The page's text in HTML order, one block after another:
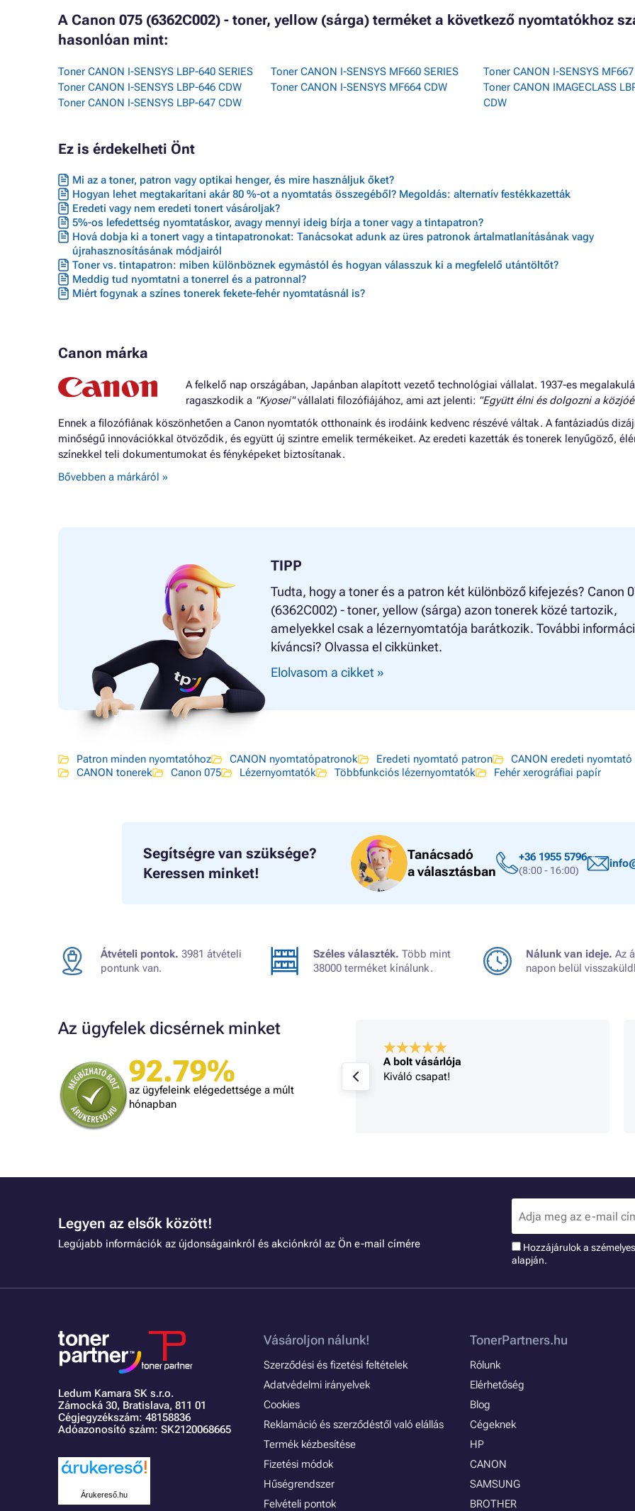
A Canon 075 (6362C002) - toner, yellow (sárga) terméket a következő nyomtatókhoz
hasonlóan mint:
Toner CANON I-SENSYS LBP-640 SERIES
Toner CANON I-SENSYS LBP-646 CDW
Toner CANON I-SENSYS LBP-647 CDW
Toner CANON I-SENSYS MF660 SERIES
Toner CANON I-SENSYS MF664 CDW
Toner CANON I-SENSYS
Toner CANON IMAGECLASS
CDW
Ez is érdekelheti Önt
Mi az a toner, patron vagy optikai henger, és mire használjuk őket?
Hogyan lehet megtakarítani akár 80 %-ot a nyomtatás összegéből? Megoldás: alternatív festékkazetták
Eredeti vagy nem eredeti tonert vásároljak?
5%-os lefedettség nyomtatáskor, avagy mennyi ideig bírja a toner vagy a tintapatron?
Hová dobja ki a tonert vagy a tintapatronokat: Tanácsokat adunk az üres patronok ártalmatlanításának vagy
újrahasznosításának módjairól
Toner vs. tintapatron: miben különböznek egymástól és hogyan válasszuk ki a megfelelő utántöltőt?
Meddig tud nyomtatni a tonerrel és a patronnal?
Miért fogynak a színes tonerek fekete-fehér nyomtatásnál is?
Canon márka
A felkelő nap országában, Japánban alapított vezető technológiai vállalat. 1937-es
ragaszkodik a "Kyosei"vállalati filozófiájához, ami azt jelenti: "Együtt élni és dolgozni a
Ennek a filozófiának köszönhetően a Canon nyomtatók otthonaink és irodáink kedvenc részévé váltak. A fantáziadús
minőségű innovációkkal ötvöződik, és együtt új szintre emelik termékeiket. Az eredeti kazetták és tonerek lenyűgöző,
színekkel teli dokumentumokat és fényképeket biztosítanak.
Bővebben a márkáról »
TIPP
Tudta, hogy a toner és a patron két különböző kifejezés? Canon
(6362C002) - toner, yellow (sárga) azon tonerek közé tartozik,
amelyekkel csak a lézernyomtatója barátkozik. További
kíváncsi? Olvassa el cikkünket.
Elolvasom a cikket »
Patron minden nyomtatóhoz CANON nyomtatópatronok Eredeti nyomtató patron
CANON eredeti
CANON tonerek
Canon 075 Lézernyomtatók Többfunkciós lézernyomtatók Fehér xerográfiai papír
Segítségre van szüksége?
Keressen minket!
Tanácsadó
a választásban
+36 1955 5796
(8:00 - 16:00)
Átvételi pontok. 3981 átvételi
pontunk van.
Széles választék. Több mint
38000 terméket kínálunk.
Nálunk van ideje. Az
napon belül
Az ügyfelek dicsérnek minket
92.79%
az ügyfeleink elégedettsége a múlt
hónapban
A bolt vásárlója
Minden rendben volt.
A bolt vásárlója
Kiváló csapat!
Legyen az elsők között!
Legújabb információk az újdonságainkról és akciónkról az Ön e-mail címére Hozzájárulok a
alapján.
Ledum Kamara SK s.r.o.
Zámocká 30, Bratislava, 811 01
Cégjegyzékszám: 48158836
Adóazonosító szám: SK2120068665
Árukereső.hu
Vásároljon nálunk!
Szerződési és fizetési feltételek
Adatvédelmi irányelvek
Cookies
Reklamáció és szerződéstől való elállás
Termék kézbesítése
Fizetési módok
Hűségrendszer
Felvételi pontok
TonerPartners.hu
Rólunk
Elérhetőség
Blog
Cégeknek
HP
CANON
SAMSUNG
BROTHER